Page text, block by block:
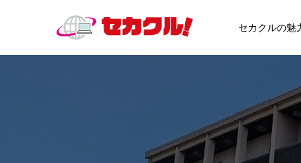
セカクルの魅